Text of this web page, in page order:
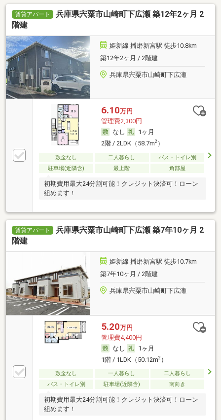
賃貸アパート
兵庫県宍粟市山崎町下広瀬 築12年2ヶ月 2
階建
姫新線 播磨新宮駅 徒歩10.8km
築12年2ヶ月 / 2階建
兵庫県宍粟市山崎町下広瀬
6.10万円
管理費2,300円
なし
1ヶ月
2階 / 2LDK（58.7m2）
敷金なし 二人暮らし
バス・トイレ別
駐車場(近隣含)
最上階 角部屋
初期費用最大24分割可能！クレジット決済可！ローン
組めます！
賃貸アパート
兵庫県宍粟市山崎町下広瀬 築7年10ヶ月 2
階建
姫新線 播磨新宮駅 徒歩10.7km
築7年10ヶ月 / 2階建
兵庫県宍粟市山崎町下広瀬
5.20万円
管理費4,400円
なし
1ヶ月
1階 / 1LDK（50.12m2）
敷金なし 一人暮らし
二人暮らし
バス・トイレ別
駐車場(近隣含) 南向き
初期費用最大24分割可能！クレジット決済可！ローン
組めます！